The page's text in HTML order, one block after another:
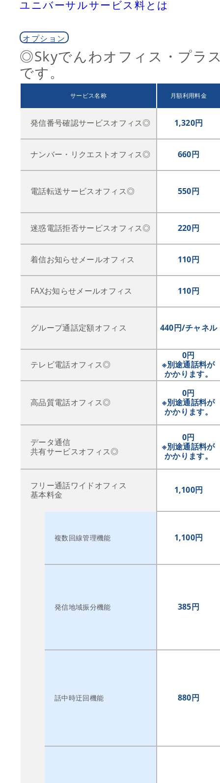
ユニバーサルサービス料とは
オプション
◎Skyでんわオフィス・プラ
です。
サービス名称 月額利用料金
発信番号確認サービスオフィス◎ 1,320円
ナンバー・リクエストオフィス◎ 660円
電話転送サービスオフィス◎ 550円
迷惑電話拒否サービスオフィス◎ 220円
着信お知らせメールオフィス 110円
FAXお知らせメールオフィス 110円
グループ通話定額オフィス 440円/チャネル
テレビ電話オフィス◎
0円
※別途通話料が
かかります。
高品質電話オフィス◎
0円
※別途通話料が
かかります。
データ通信
共有サービスオフィス◎
0円
※別途通話料が
かかります。
フリー通話ワイドオフィス
基本料金
1,100円
複数回線管理機能 1,100円
発信地域振分機能 385円
話中時迂回機能 880円